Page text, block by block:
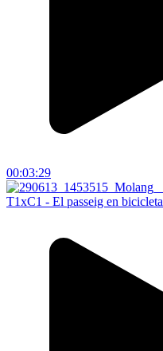
00:03:29
T1xC1 - El passeig en bicicleta